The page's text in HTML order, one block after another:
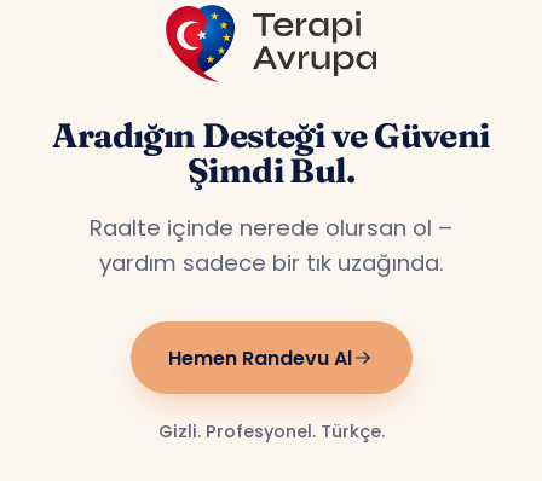
Aradığın Desteği ve Güveni
Şimdi Bul.
Raalte içinde nerede olursan ol –
yardım sadece bir tık uzağında.
Hemen Randevu Al
Gizli. Profesyonel. Türkçe.